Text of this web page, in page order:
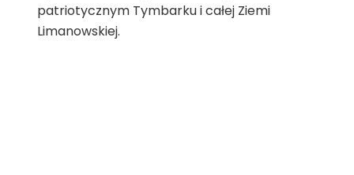
patriotycznym Tymbarku i całej Ziemi
Limanowskiej.